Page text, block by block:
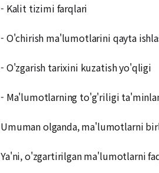
- Kalit tizimi farqlari
- O'chirish ma'lumotlarini qayta
- O'zgarish tarixini kuzatish yo'qligi
- Ma'lumotlarning to'g'riligi
Umuman olganda, ma'lumotlarni
Ya'ni, o'zgartirilgan ma'lumotlarni